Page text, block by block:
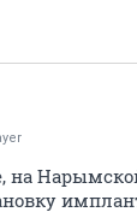
на